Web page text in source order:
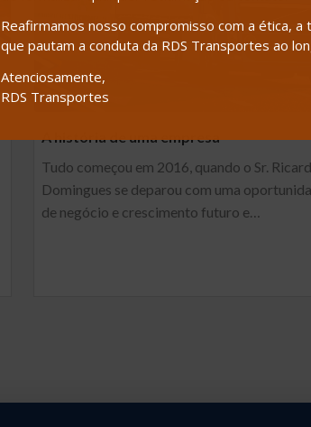
A história de uma empresa
Tudo começou em 2016, quando o Sr.
Domingues se deparou com uma
de negócio e crescimento futuro e…
Reafirmamos nosso compromisso com a ética,
que pautam a conduta da RDS Transportes ao
Atenciosamente,
RDS Transportes